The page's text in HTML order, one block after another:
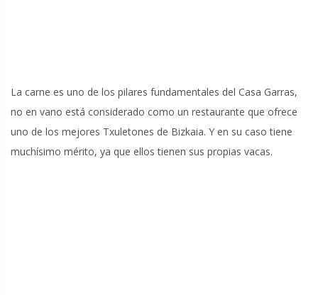
La carne es uno de los pilares fundamentales del Casa Garras,
no en vano está considerado como un restaurante que ofrece
uno de los mejores Txuletones de Bizkaia. Y en su caso tiene
muchísimo mérito, ya que ellos tienen sus propias vacas.